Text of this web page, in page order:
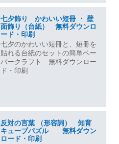
七夕飾り かわいい短冊 ・ 壁
面飾り（台紙） 無料ダウンロ
ード・印刷
七夕のかわいい短冊と、短冊を
貼れる台紙のセットの簡単ペー
パークラフト 無料ダウンロー
ド・印刷
反対の言葉 （形容詞） 知育
キューブパズル 無料ダウン
ロード・印刷